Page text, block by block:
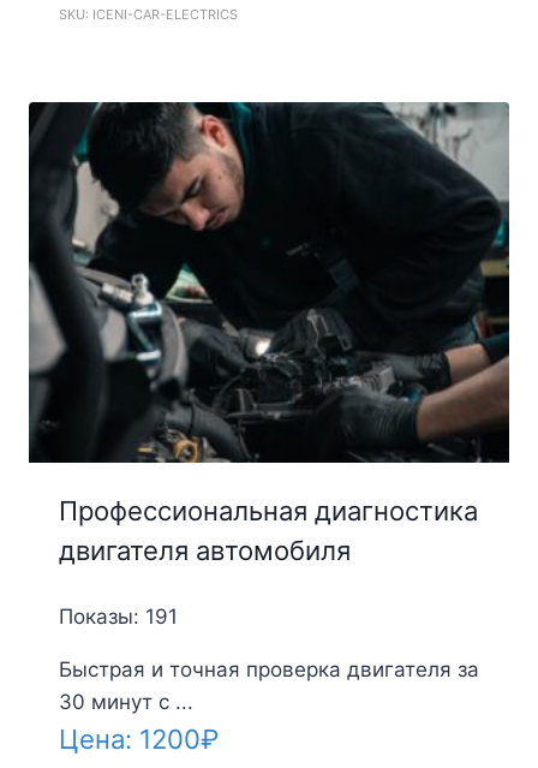
SKU: ICENI-CAR-ELECTRICS
Профессиональная диагностика
двигателя автомобиля
Показы: 191
Быстрая и точная проверка двигателя за
30 минут с ...
Цена: 1200₽